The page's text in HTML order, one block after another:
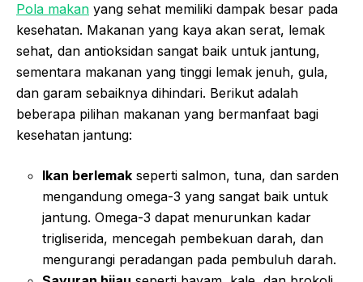
Pola makan yang sehat memiliki dampak besar pada
kesehatan. Makanan yang kaya akan serat, lemak
sehat, dan antioksidan sangat baik untuk jantung,
sementara makanan yang tinggi lemak jenuh, gula,
dan garam sebaiknya dihindari. Berikut adalah
beberapa pilihan makanan yang bermanfaat bagi
kesehatan jantung:
Ikan berlemak seperti salmon, tuna, dan sarden
mengandung omega-3 yang sangat baik untuk
jantung. Omega-3 dapat menurunkan kadar
trigliserida, mencegah pembekuan darah, dan
mengurangi peradangan pada pembuluh darah.